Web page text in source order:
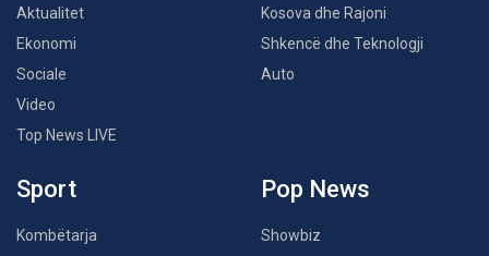
Aktualitet
Ekonomi
Sociale
Video
Top News LIVE
Kosova dhe Rajoni
Shkencë dhe Teknologji
Auto
Sport
Kombëtarja
Pop News
Showbiz